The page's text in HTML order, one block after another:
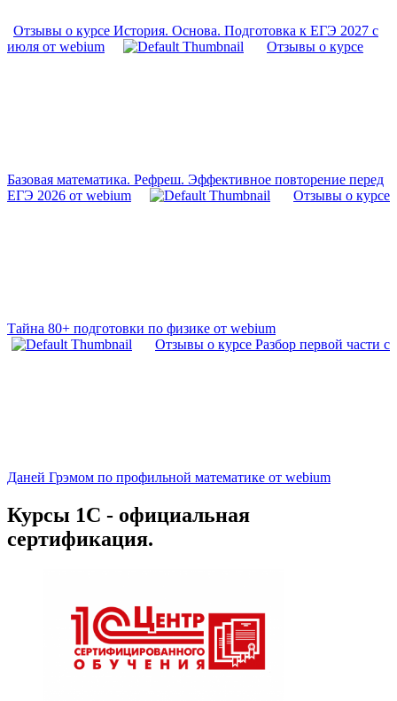
Отзывы о курсе История. Основа. Подготовка к ЕГЭ 2027 с
июля от webium
Отзывы о курсе
Базовая математика. Рефреш. Эффективное повторение перед
ЕГЭ 2026 от webium
Отзывы о курсе
Тайна 80+ подготовки по физике от webium
Отзывы о курсе Разбор первой части с
Даней Грэмом по профильной математике от webium
Курсы 1С - официальная
сертификация.